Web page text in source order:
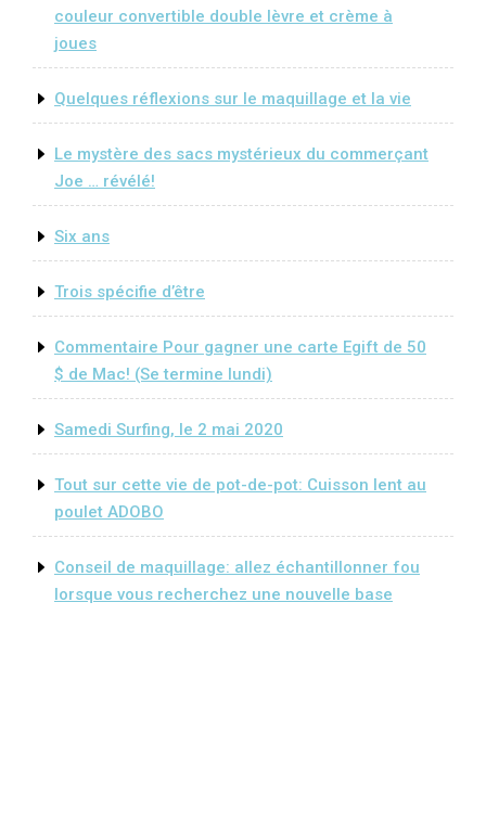
couleur convertible double lèvre et crème à
joues
Quelques réflexions sur le maquillage et la vie
Le mystère des sacs mystérieux du commerçant
Joe … révélé!
Six ans
Trois spécifie d’être
Commentaire Pour gagner une carte Egift de 50
$ de Mac! (Se termine lundi)
Samedi Surfing, le 2 mai 2020
Tout sur cette vie de pot-de-pot: Cuisson lent au
poulet ADOBO
Conseil de maquillage: allez échantillonner fou
lorsque vous recherchez une nouvelle base